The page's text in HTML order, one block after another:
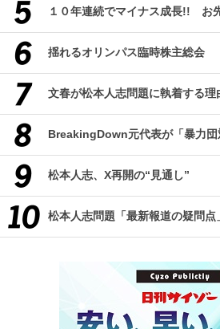
揺れるオリンパス臨時株主総会
文春が松本人志問題に執着する理
BreakingDown元代表が「暴力団
松本人志、X再開の“見通し”
松本人志問題「最新報道の疑問点